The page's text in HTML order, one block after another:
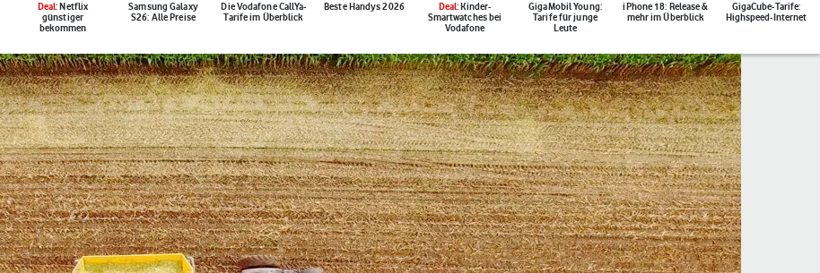
Deal: Netflix
günstiger
bekommen
Samsung Galaxy
S26: Alle Preise
Die Vodafone CallYa-
Tarife im Überblick
Beste Handys 2026 Deal: Kinder-
Smartwatches bei
Vodafone
GigaMobil Young:
Tarife für junge
Leute
iPhone 18: Release &
mehr im Überblick
GigaCube-Tarife:
Highspeed-Internet